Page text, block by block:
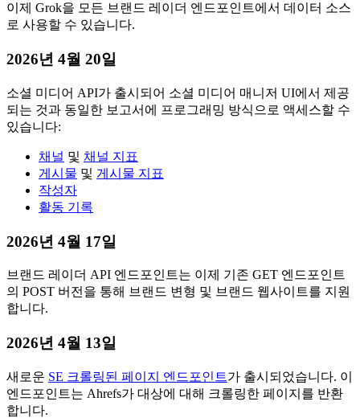
이제 Grok을 모든 브랜드 레이더 엔드포인트에서 데이터 소스
로 사용할 수 있습니다.
2026년 4월 20일
소셜 미디어 API가 출시되어 소셜 미디어 매니저 UI에서 제공
되는 것과 동일한 보고서에 프로그래밍 방식으로 액세스할 수
있습니다:
채널 및 채널 지표
게시물 및 게시물 지표
작성자
활동 기록
2026년 4월 17일
브랜드 레이더 API 엔드포인트는 이제 기존 GET 엔드포인트
의 POST 버전을 통해 브랜드 변형 및 브랜드 웹사이트를 지원
합니다.
2026년 4월 13일
새로운 SE 크롤링된 페이지 엔드포인트가 출시되었습니다. 이
엔드포인트는 Ahrefs가 대상에 대해 크롤링한 페이지를 반환
합니다.